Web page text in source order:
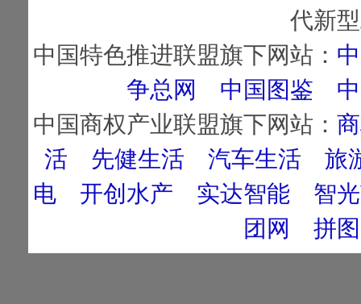
代新
中国特色推进联盟旗下网站：
争总网
中国图鉴
中国商权产业联盟旗下网站：
活
先健生活 汽车生活
旅
电
开创水产 实达智能
智
团网
拼